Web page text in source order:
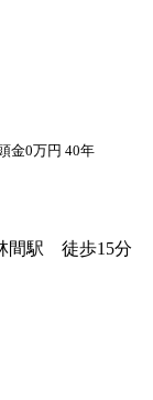
金0万円 40年
間駅 徒歩15分